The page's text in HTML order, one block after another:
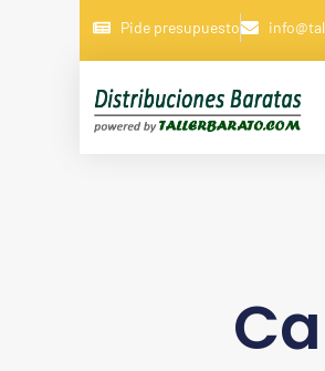
Pide presupuesto